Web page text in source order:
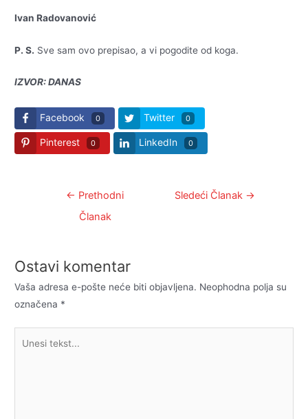
Ivan Radovanović
P. S. Sve sam ovo prepisao, a vi pogodite od koga.
IZVOR: DANAS
Facebook 0 Twitter 0
Pinterest 0 LinkedIn 0
Kretanje← Prethodni
Članak
Sledeći Članak →
Ostavi komentar
Vaša adresa e-pošte neće biti objavljena. Neophodna polja su
označena *